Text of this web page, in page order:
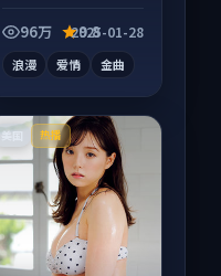
成长为内核，情感戏
96万 9.8
2025-01-28
浪漫 爱情 金曲
美国 热播